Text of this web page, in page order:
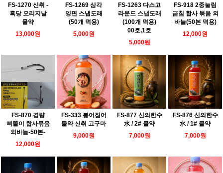
FS-1270 신취 -
흑당 오리지날
물약
13,000원
FS-1269 삼각
양면 스냅도래
(50개 덕용)
5,000원
FS-1263 다스고
라운드 스냅도래
(100개 덕용)
00호,1호
5,000원
FS-918 2중눌림
금침 합사 묶음 외
바늘(50본 덕용)
12,000원
FS-870 경량
삐뚤이 합사묶음
외바늘-50본-
12,000원
FS-333 붕어집어
물약 신취 고구마
9,000원
FS-877 신의한수
水 / 2# 물약
7,000원
FS-876 신의한수
水 / 1# 물약
7,000원